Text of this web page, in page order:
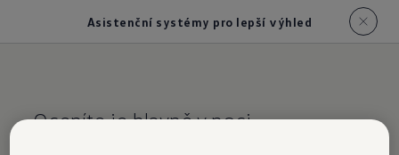
Asistenční systémy pro lepší výhled
Oceníte je hlavně v noci